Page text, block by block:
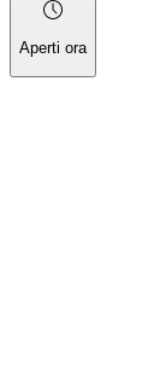
Aperti ora